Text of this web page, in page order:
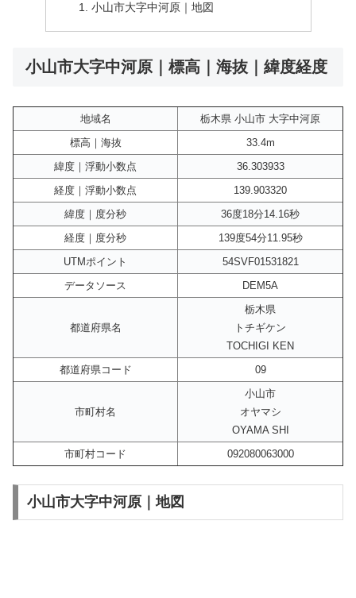
小山市大字中河原｜地図
小山市大字中河原｜標高｜海抜｜緯度経度
地域名
栃木県 小山市 大字中河原
標高｜海抜
33.4m
緯度｜浮動小数点
36.303933
経度｜浮動小数点
139.903320
緯度｜度分秒
36度18分14.16秒
経度｜度分秒
139度54分11.95秒
UTMポイント
54SVF01531821
データソース
DEM5A
都道府県名
栃木県
トチギケン
TOCHIGI KEN
都道府県コード
09
市町村名
小山市
オヤマシ
OYAMA SHI
市町村コード
092080063000
小山市大字中河原｜地図